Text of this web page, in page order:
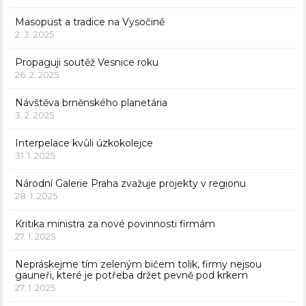
Masopust a tradice na Vysočině
2. 3. 2025
Propaguji soutěž Vesnice roku
26. 2. 2025
Návštěva brněnského planetária
3. 2. 2025
Interpelace kvůli úzkokolejce
31. 1. 2025
Národní Galerie Praha zvažuje projekty v regionu
28. 1. 2025
Kritika ministra za nové povinnosti firmám
27. 1. 2025
Nepráskejme tím zeleným bičem tolik, firmy nejsou
gauneři, které je potřeba držet pevně pod krkem
27. 1. 2025